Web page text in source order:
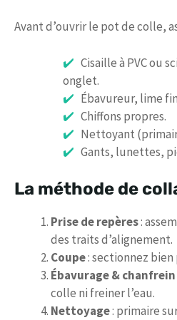
Avant d’ouvrir le pot de colle,
Cisaille à PVC ou
onglet.
Ébavureur, lime
Chiffons propres.
Nettoyant
Gants, lunettes,
La méthode de
Prise de repères:
des traits d’alignement.
Coupe: sectionnez
Ébavurage & chanfrein
colle ni freiner l’eau.
Nettoyage: primaire